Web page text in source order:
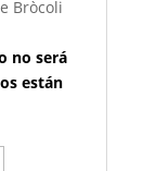
Bròcoli
no será
están